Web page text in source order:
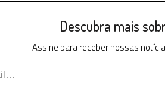
Descubra mais
Assine para receber nossas